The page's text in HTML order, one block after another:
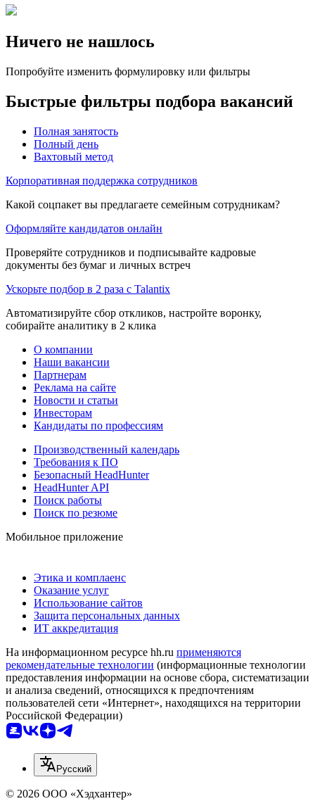
Ничего не нашлось
Попробуйте изменить формулировку или фильтры
Быстрые фильтры подбора вакансий
Полная занятость
Полный день
Вахтовый метод
Корпоративная поддержка сотрудников
Какой соцпакет вы предлагаете семейным сотрудникам?
Оформляйте кандидатов онлайн
Проверяйте сотрудников и подписывайте кадровые
документы без бумаг и личных встреч
Ускорьте подбор в 2 раза с Talantix
Автоматизируйте сбор откликов, настройте воронку,
собирайте аналитику в 2 клика
О компании
Наши вакансии
Партнерам
Реклама на сайте
Новости и статьи
Инвесторам
Кандидаты по профессиям
Производственный календарь
Требования к ПО
Безопасный HeadHunter
HeadHunter API
Поиск работы
Поиск по резюме
Мобильное приложение
Этика и комплаенс
Оказание услуг
Использование сайтов
Защита персональных данных
ИТ аккредитация
На информационном ресурсе hh.ru применяются
рекомендательные технологии (информационные технологии
предоставления информации на основе сбора, систематизации
и анализа сведений, относящихся к предпочтениям
пользователей сети «Интернет», находящихся на территории
Российской Федерации)
Русский
© 2026 ООО «Хэдхантер»